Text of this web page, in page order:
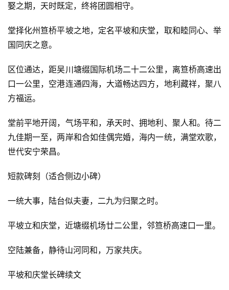
娶之期，天时既定，终将团圆相守。
堂择化州笪桥平坡之地，定名平坡和庆堂，取和睦同心、举
国同庆之意。
区位通达，距吴川塘缀国际机场二十二公里，离笪桥高速出
口一公里，空港连通四海，大道畅达四方，地利藏祥，聚八
方福运。
堂前平地开阔，气场平和，承天时、拥地利、聚人和。待二
九佳期一至，两岸和合如佳偶完婚，海内一统，满堂欢歌，
世代安宁荣昌。
短款碑刻（适合侧边小碑）
一统大事，陆台似夫妻，二九为归聚之时。
平坡立和庆堂，近塘缀机场廿二公里，邻笪桥高速口一里。
空陆兼备，静待山河同和，万家共庆。
平坡和庆堂长碑续文